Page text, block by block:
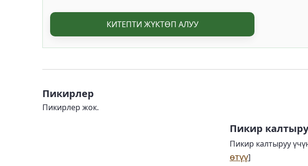
КИТЕПТИ ЖҮКТӨП АЛУУ
Пикирлер
Пикирлер жок.
Пикир
Пикир калтыруу
өтүү]